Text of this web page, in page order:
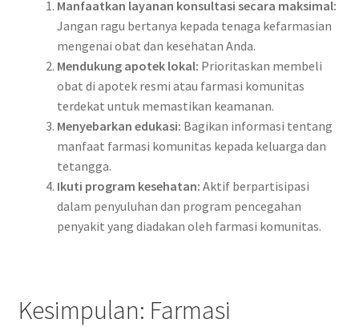
Manfaatkan layanan konsultasi secara maksimal:
Jangan ragu bertanya kepada tenaga kefarmasian
mengenai obat dan kesehatan Anda.
Mendukung apotek lokal: Prioritaskan membeli
obat di apotek resmi atau farmasi komunitas
terdekat untuk memastikan keamanan.
Menyebarkan edukasi: Bagikan informasi tentang
manfaat farmasi komunitas kepada keluarga dan
tetangga.
Ikuti program kesehatan: Aktif berpartisipasi
dalam penyuluhan dan program pencegahan
penyakit yang diadakan oleh farmasi komunitas.
Kesimpulan: Farmasi